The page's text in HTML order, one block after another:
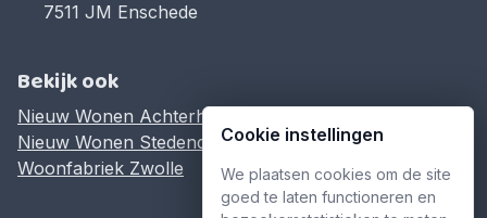
7511 JM Enschede
Bekijk ook
Nieuw Wonen Achterhoek
Nieuw Wonen Stedendriehoek
Woonfabriek Zwolle
Cookie instellingen
We plaatsen cookies om de site
goed te laten functioneren en